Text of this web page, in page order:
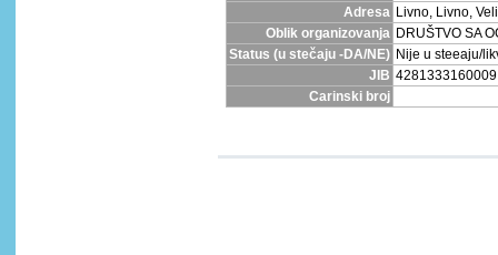
Adresa Livno, Livno,
Oblik organizovanja DRUŠTVO SA
Status (u stečaju -DA/NE) Nije u steeaju/
JIB 4281333160009
Carinski broj